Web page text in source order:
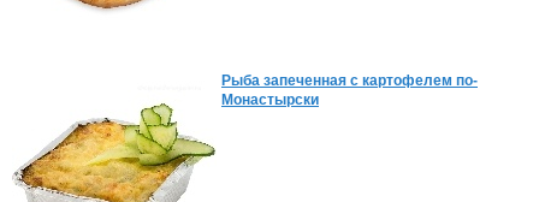
Рыба запеченная с картофелем по-
Монастырски